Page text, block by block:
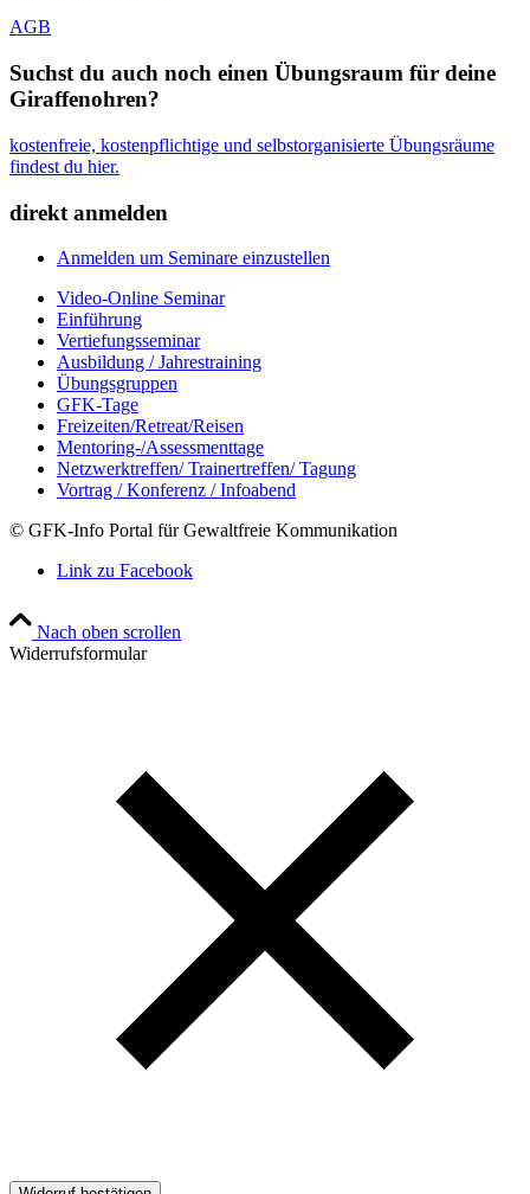
AGB
Suchst du auch noch einen Übungsraum für deine
Giraffenohren?
kostenfreie, kostenpflichtige und selbstorganisierte Übungsräume
findest du hier.
direkt anmelden
Anmelden um Seminare einzustellen
Video-Online Seminar
Einführung
Vertiefungsseminar
Ausbildung / Jahrestraining
Übungsgruppen
GFK-Tage
Freizeiten/Retreat/Reisen
Mentoring-/Assessmenttage
Netzwerktreffen/ Trainertreffen/ Tagung
Vortrag / Konferenz / Infoabend
© GFK-Info Portal für Gewaltfreie Kommunikation
Link zu Facebook
Nach oben scrollen
Widerrufsformular